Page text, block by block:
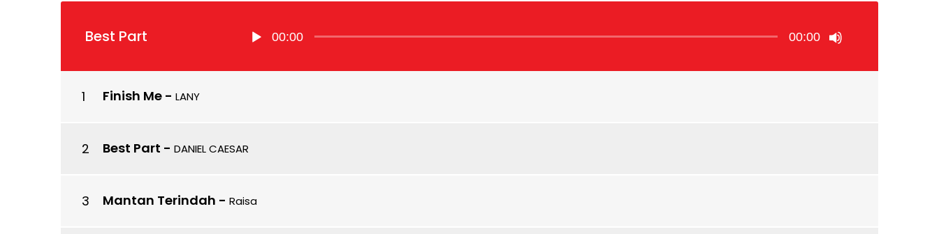
Best Part
Pemutar00:00 00:00
Finish Me - LANY
Best Part - DANIEL CAESAR
Mantan Terindah - Raisa